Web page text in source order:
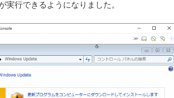
実行できるようになりました。